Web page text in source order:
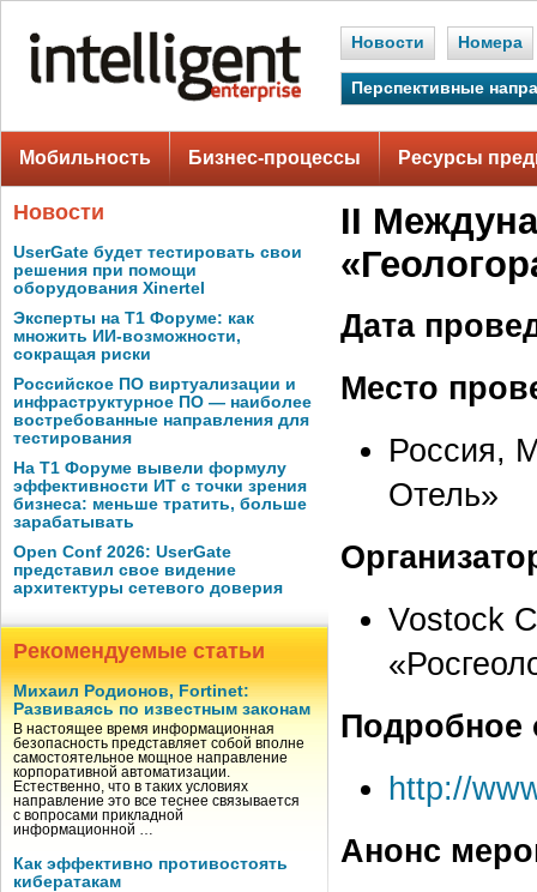
Новости Номера
Перспективные
Мобильность Бизнес-процессы Ресурсы
Новости
UserGate будет тестировать свои
решения при помощи
оборудования Xinertel
Эксперты на Т1 Форуме: как
множить ИИ-возможности,
сокращая риски
Российское ПО виртуализации и
инфраструктурное ПО — наиболее
востребованные направления для
тестирования
На Т1 Форуме вывели формулу
эффективности ИТ с точки зрения
бизнеса: меньше тратить, больше
зарабатывать
Open Conf 2026: UserGate
представил свое видение
архитектуры сетевого доверия
Рекомендуемые статьи
Михаил Родионов, Fortinet:
Развиваясь по известным законам
В настоящее время информационная
безопасность представляет собой вполне
самостоятельное мощное направление
корпоративной автоматизации.
Естественно, что в таких условиях
направление это все теснее связывается
с вопросами прикладной
информационной …
Как эффективно противостоять
кибератакам
II
Дата
Место
Россия,
Отель»
Vostock
Подробное
http://
Анонс